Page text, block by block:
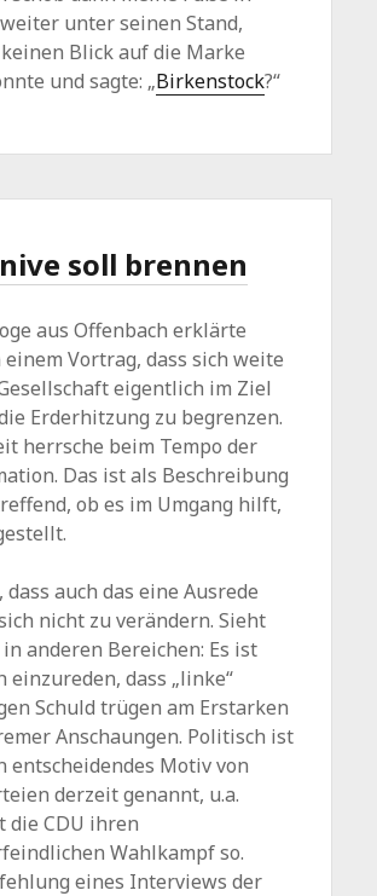
unter seinen Stand,
Blick auf die Marke
und sagte: „Birkenstock?“
soll brennen
aus Offenbach erklärte
Vortrag, dass sich weite
eigentlich im Ziel
Erderhitzung zu begrenzen.
herrsche beim Tempo der
Das ist als Beschreibung
ob es im Umgang hilft,
dass auch das eine Ausrede
nicht zu verändern. Sieht
anderen Bereichen: Es ist
einzureden, dass „linke“
Schuld trügen am Erstarken
Anschaungen. Politisch ist
entscheidendes Motiv von
derzeit genannt, u.a.
die CDU ihren
Wahlkampf so.
eines Interviews der